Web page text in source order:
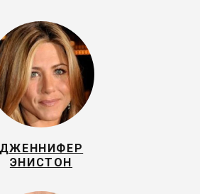
ДЖЕННИФЕР
ЭНИСТОН